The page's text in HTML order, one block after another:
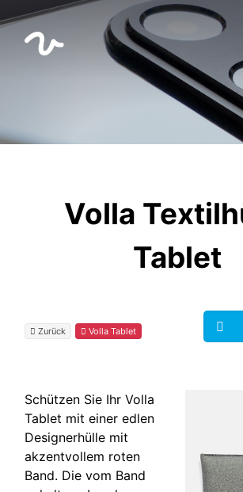
Volla
Tablet
Zurück Volla Tablet
Schützen Sie Ihr Volla
Tablet mit einer edlen
Designerhülle mit
akzentvollem roten
Band. Die vom Band